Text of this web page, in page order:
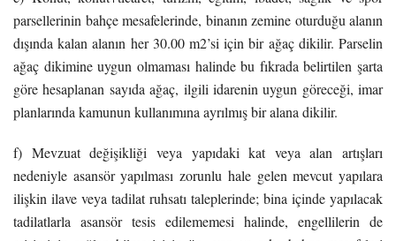
parsellerinin bahçe mesafelerinde, binanın zemine oturduğu alanın
dışında kalan alanın her 30.00 m2’si için bir ağaç dikilir. Parselin
ağaç dikimine uygun olmaması halinde bu fıkrada belirtilen şarta
göre hesaplanan sayıda ağaç, ilgili idarenin uygun göreceği, imar
planlarında kamunun kullanımına ayrılmış bir alana dikilir.
f) Mevzuat değişikliği veya yapıdaki kat veya alan artışları
nedeniyle asansör yapılması zorunlu hale gelen mevcut yapılara
ilişkin ilave veya tadilat ruhsatı taleplerinde; bina içinde yapılacak
tadilatlarla asansör tesis edilememesi halinde, engellilerin de